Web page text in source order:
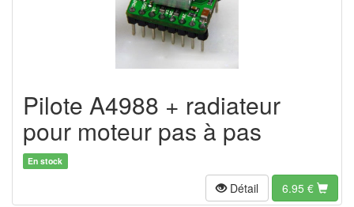
Pilote A4988 + radiateur
pour moteur pas à pas
En stock
Détail 6.95 €